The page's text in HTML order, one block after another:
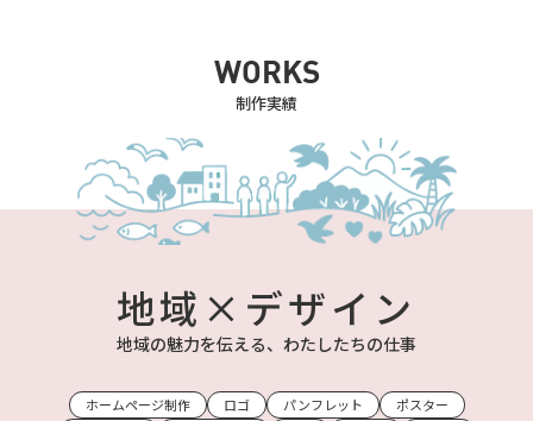
WORKS
制作実績
地域×デザイン
地域の魅力を伝える、わたしたちの仕事
ホームページ制作 ロゴ パンフレット
ポスター